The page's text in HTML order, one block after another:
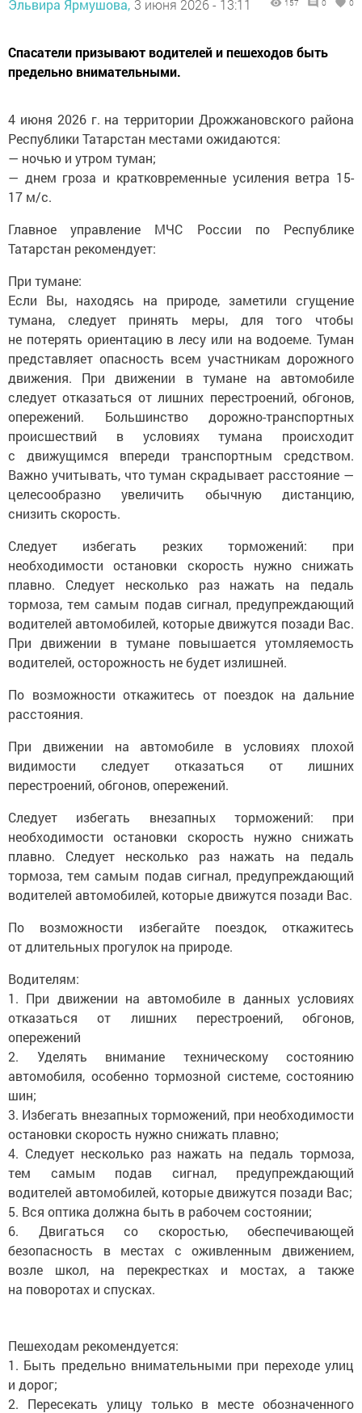
Эльвира Ярмушова, 3 июня 2026 - 13:11 157 0 0
Спасатели призывают водителей и пешеходов быть
предельно внимательными.
4 июня 2026 г. на территории Дрожжановского района
Республики Татарстан местами ожидаются:
— ночью и утром туман;
— днем гроза и кратковременные усиления ветра 15-
17 м/с.
Главное управление МЧС России по Республике
Татарстан рекомендует:
При тумане:
Если Вы, находясь на природе, заметили сгущение
тумана, следует принять меры, для того чтобы
не потерять ориентацию в лесу или на водоеме. Туман
представляет опасность всем участникам дорожного
движения. При движении в тумане на автомобиле
следует отказаться от лишних перестроений, обгонов,
опережений. Большинство дорожно-транспортных
происшествий в условиях тумана происходит
с движущимся впереди транспортным средством.
Важно учитывать, что туман скрадывает расстояние —
целесообразно увеличить обычную дистанцию,
снизить скорость.
Следует избегать резких торможений: при
необходимости остановки скорость нужно снижать
плавно. Следует несколько раз нажать на педаль
тормоза, тем самым подав сигнал, предупреждающий
водителей автомобилей, которые движутся позади Вас.
При движении в тумане повышается утомляемость
водителей, осторожность не будет излишней.
По возможности откажитесь от поездок на дальние
расстояния.
При движении на автомобиле в условиях плохой
видимости следует отказаться от лишних
перестроений, обгонов, опережений.
Следует избегать внезапных торможений: при
необходимости остановки скорость нужно снижать
плавно. Следует несколько раз нажать на педаль
тормоза, тем самым подав сигнал, предупреждающий
водителей автомобилей, которые движутся позади Вас.
По возможности избегайте поездок, откажитесь
от длительных прогулок на природе.
Водителям:
1. При движении на автомобиле в данных условиях
отказаться от лишних перестроений, обгонов,
опережений
2. Уделять внимание техническому состоянию
автомобиля, особенно тормозной системе, состоянию
шин;
3. Избегать внезапных торможений, при необходимости
остановки скорость нужно снижать плавно;
4. Следует несколько раз нажать на педаль тормоза,
тем самым подав сигнал, предупреждающий
водителей автомобилей, которые движутся позади Вас;
5. Вся оптика должна быть в рабочем состоянии;
6. Двигаться со скоростью, обеспечивающей
безопасность в местах с оживленным движением,
возле школ, на перекрестках и мостах, а также
на поворотах и спусках.
Пешеходам рекомендуется:
1. Быть предельно внимательными при переходе улиц
и дорог;
2. Пересекать улицу только в месте обозначенного